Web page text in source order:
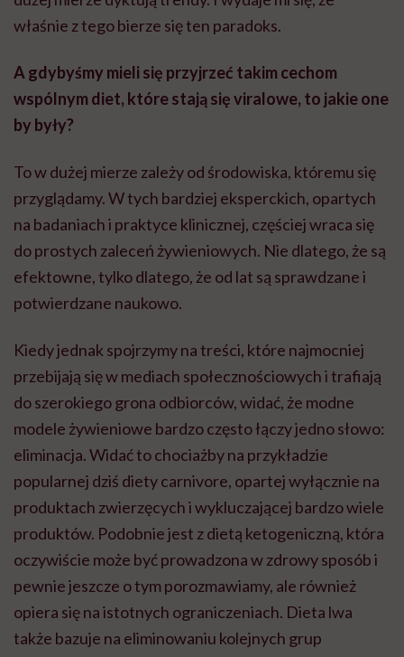
właśnie z tego bierze się ten paradoks.
A gdybyśmy mieli się przyjrzeć takim cechom
wspólnym diet, które stają się viralowe, to jakie one
by były?
To w dużej mierze zależy od środowiska, któremu się
przyglądamy. W tych bardziej eksperckich, opartych
na badaniach i praktyce klinicznej, częściej wraca się
do prostych zaleceń żywieniowych. Nie dlatego, że są
efektowne, tylko dlatego, że od lat są sprawdzane i
potwierdzane naukowo.
Kiedy jednak spojrzymy na treści, które najmocniej
przebijają się w mediach społecznościowych i trafiają
do szerokiego grona odbiorców, widać, że modne
modele żywieniowe bardzo często łączy jedno słowo:
eliminacja. Widać to chociażby na przykładzie
popularnej dziś diety carnivore, opartej wyłącznie na
produktach zwierzęcych i wykluczającej bardzo wiele
produktów. Podobnie jest z dietą ketogeniczną, która
oczywiście może być prowadzona w zdrowy sposób i
pewnie jeszcze o tym porozmawiamy, ale również
opiera się na istotnych ograniczeniach. Dieta lwa
także bazuje na eliminowaniu kolejnych grup